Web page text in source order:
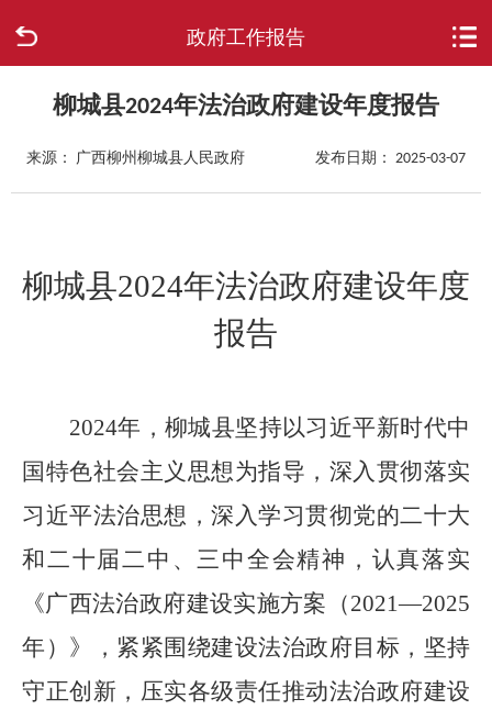
政府工作报告
走进柳城
新闻中心
网上办事
柳城县2024年法治政府建设年度报告
来源： 广西柳州柳城县人民政府 发布日期： 2025-03-07
柳城县2024年法治政府建设年度
报告
2024年，柳城县坚持以习近平新时代中
国特色社会主义思想为指导，深入贯彻落实
习近平法治思想，深入学习贯彻党的二十大
和二十届二中、三中全会精神，认真落实
《广西法治政府建设实施方案（2021—2025
年）》，紧紧围绕建设法治政府目标，坚持
守正创新，压实各级责任推动法治政府建设